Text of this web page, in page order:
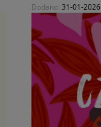
Dodano: 31-01-2026